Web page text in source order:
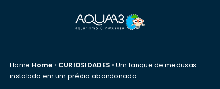
Home Home • CURIOSIDADES •Um tanque de medusas
instalado em um prédio abandonado